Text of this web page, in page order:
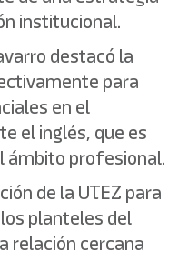
institucional.
destacó la
para
en el
el inglés, que es
ámbito profesional.
de la UTEZ para
planteles del
relación cercana